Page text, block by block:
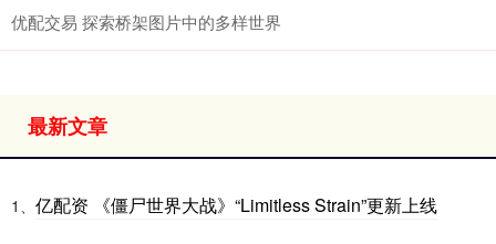
优配交易 探索桥架图片中的多样世界
最新文章
1、 亿配资 《僵尸世界大战》“Limitless Strain”更新上线